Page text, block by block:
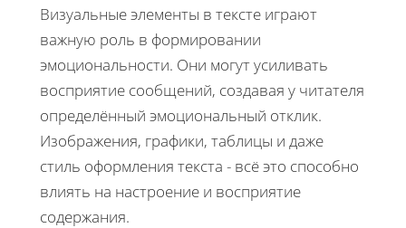
Визуальные элементы в тексте играют
важную роль в формировании
эмоциональности. Они могут усиливать
восприятие сообщений, создавая у читателя
определённый эмоциональный отклик.
Изображения, графики, таблицы и даже
стиль оформления текста - всё это способно
влиять на настроение и восприятие
содержания.